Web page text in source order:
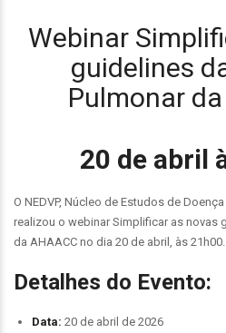
Webinar
guidelines
Pulmonar
20 de abril
O NEDVP, Núcleo de Estudos de
realizou o webinar Simplificar as novas
da AHAACC no dia 20 de abril, às 21h00.
Detalhes do Evento:
Data: 20 de abril de 2026